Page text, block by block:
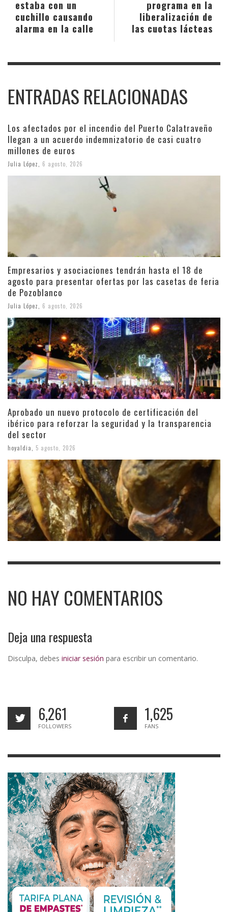
programa en la
liberalización de
las cuotas lácteas
estaba con un
cuchillo causando
alarma en la calle
ENTRADAS RELACIONADAS
Los afectados por el incendio del Puerto Calatraveño
llegan a un acuerdo indemnizatorio de casi cuatro
millones de euros
Julia López, 6 agosto, 2026
Empresarios y asociaciones tendrán hasta el 18 de
agosto para presentar ofertas por las casetas de feria
de Pozoblanco
Julia López 6 agosto, 2026
Aprobado un nuevo protocolo de certificación del
ibérico para reforzar la seguridad y la transparencia
del sector
hoyaldia 5 agosto, 2026
NO HAY COMENTARIOS
Deja una respuesta
Disculpa, debes iniciar sesión para escribir un comentario.
6,261
FOLLOWERS
1,625
FANS